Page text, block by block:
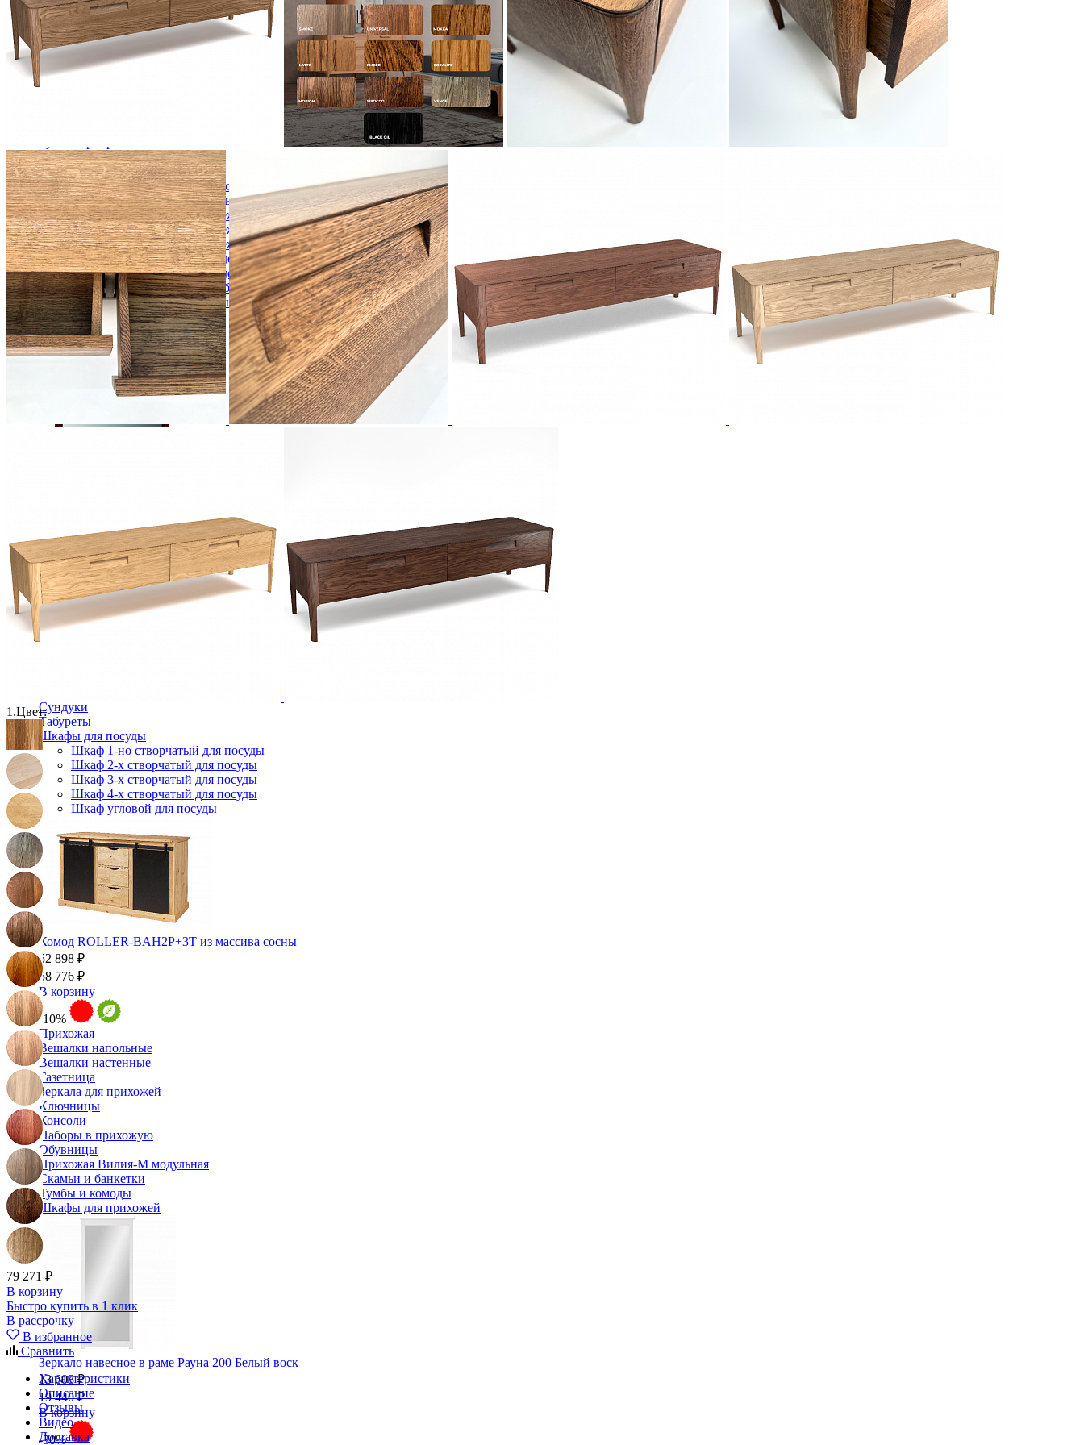
Комоды
Кровати двуспальные
Кровати металлические
Кровати односпальные
Кровати полутороспальные
Решетки и настилы под матрас
Шкафы для одежды
Антресоли на шкаф
Полки и ящики в шкаф для одежды
Шкаф 1-дверный для одежды и белья
Шкафы 2-х дверные для одежды и белья
Шкафы 3-х дверные для одежды и белья
Шкафы 4-х дверные для одежды и белья
Шкафы 5-ти дверные для одежды и белья
Шкафы 6-ти дверные для одежды и белья
Шкафы купе для одежды и белья
Шкафы угловые для одежды и белья
Ящики и короба
Буфеты и бары
Комоды для кухни
Лавки и скамьи
Полки и ящики
Столы кофейные и чайные
Столы обеденные
Столы квадратные из массива
Сундуки
Табуреты
Шкафы для посуды
Шкаф 1-но створчатый для посуды
Шкаф 2-х створчатый для посуды
Шкаф 3-х створчатый для посуды
Шкаф 4-х створчатый для посуды
Шкаф угловой для посуды
Комод ROLLER-BAH2P+3T из массива сосны
52 898 ₽
58 776 ₽
В корзину
-10%
Прихожая
Вешалки напольные
Вешалки настенные
Газетница
Зеркала для прихожей
Ключницы
Консоли
Наборы в прихожую
Обувницы
Прихожая Вилия-М модульная
Скамьи и банкетки
Тумбы и комоды
Шкафы для прихожей
Зеркало навесное в раме Рауна 200 Белый воск
13 608 ₽
19 440 ₽
В корзину
-30%
1.Цвет:
79 271 ₽
В корзину
Быстро купить в 1 клик
В рассрочку
В избранное
Сравнить
Характеристики
Описание
Отзывы
Видео
Доставка